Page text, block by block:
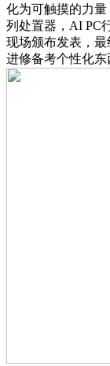
化为可触摸的力
列处置器，AI PC
现场颁布发表，
进修备考个性化东